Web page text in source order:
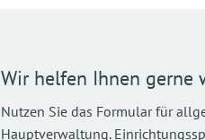
Wir helfen Ihnen gerne
Nutzen Sie das Formular für
Hauptverwaltung.